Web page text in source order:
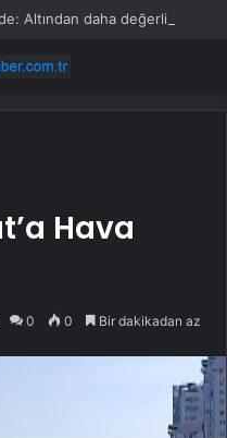
Hava
0 0 Bir dakikadan az